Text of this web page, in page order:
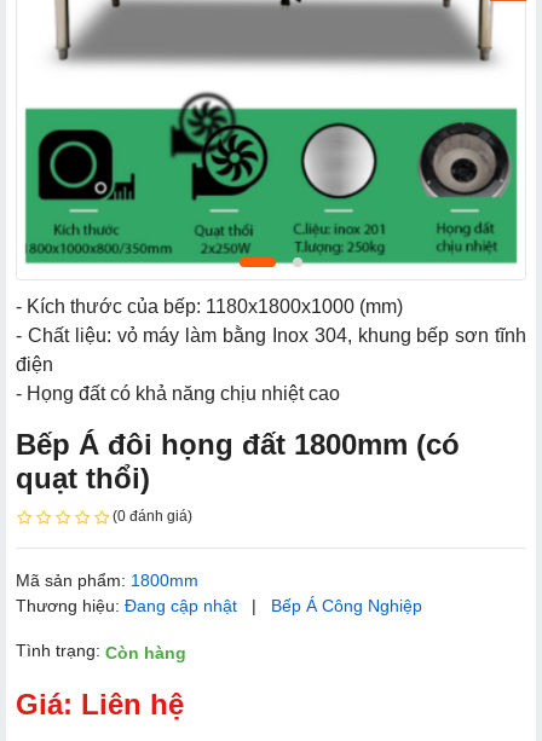
- Kích thước của bếp: 1180x1800x1000 (mm)
- Chất liệu: vỏ máy làm bằng Inox 304, khung bếp sơn tĩnh
điện
- Họng đất có khả năng chịu nhiệt cao
Bếp Á đôi họng đất 1800mm (có
quạt thổi)
(0 đánh giá)
Mã sản phẩm: 1800mm
Thương hiệu: Đang cập nhật | Bếp Á Công Nghiệp
Tình trạng: Còn hàng
Giá: Liên hệ